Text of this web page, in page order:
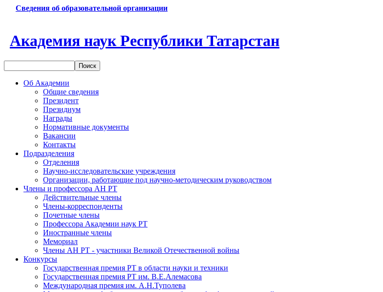
Сведения об образовательной организации
Академия наук Республики Татарстан
Об Академии
Общие сведения
Президент
Президиум
Награды
Нормативные документы
Вакансии
Контакты
Подразделения
Отделения
Научно-исследовательские учреждения
Организации, работающие под научно-методическим руководством
Члены и профессора АН РТ
Действительные члены
Члены-корреспонденты
Почетные члены
Профессора Академии наук РТ
Иностранные члены
Мемориал
Члены АН РТ - участники Великой Отечественной войны
Конкурсы
Государственная премия РТ в области науки и техники
Государственная премия РТ им. В.Е.Алемасова
Международная премия им. А.Н.Туполева